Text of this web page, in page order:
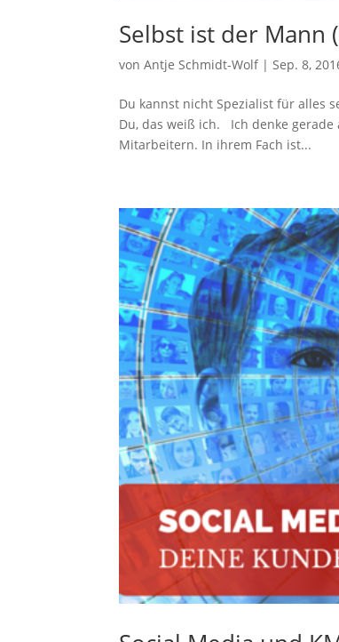
Selbst ist der Mann
vonAntje Schmidt-Wolf|Sep. 8,
Du kannst nicht Spezialist für alles
Du, das weiß ich. Ich denke
Mitarbeitern. In ihrem Fach ist...